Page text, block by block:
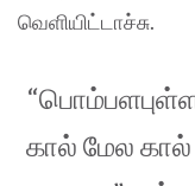
வெளியிட்டாச்சு.
கால் மேல கால்